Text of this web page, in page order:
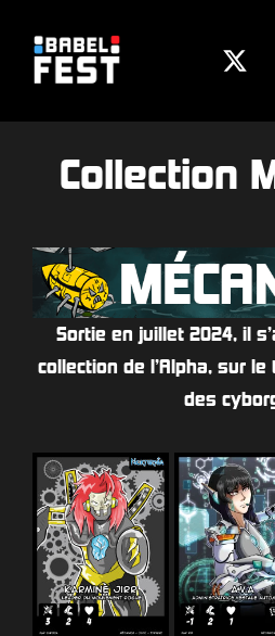
Collection
Sortie en juillet 2024, il
collection de l’Alpha, sur
des